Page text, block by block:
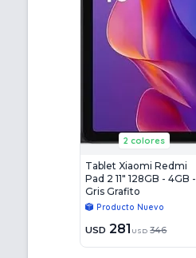
2 colores
Tablet Xiaomi Redmi
Pad 2 11" 128GB - 4GB -
Gris Grafito
Producto Nuevo
USD 281 USD 346